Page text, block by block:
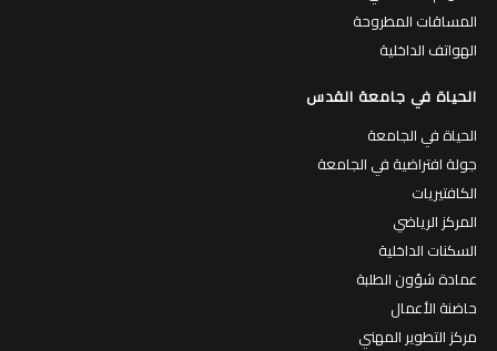
المساقات المطروحة
الهواتف الداخلية
الحياة في جامعة القدس
الحياة في الجامعة
جولة افتراضية في الجامعة
الكافتيريات
المركز الرياضي
السكنات الداخلية
عمادة شؤون الطلبة
حاضنة الأعمال
مركز التطوير المهني